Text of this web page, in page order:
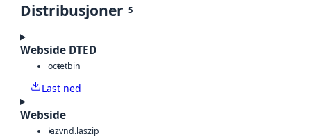
Distribusjoner 5
Webside DTED
octetbin
Last ned
Webside
lazvnd.laszip